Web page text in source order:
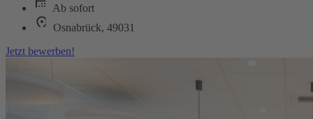
Ab sofort
Osnabrück, 49031
Jetzt bewerben!